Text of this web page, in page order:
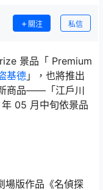
關注 私信
景品「 Premium
基德 」，也將推出
商品——「江戶川
05 月中旬依景品
場版作品《名偵探